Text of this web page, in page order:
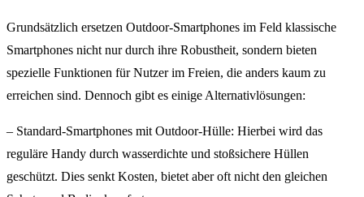
Grundsätzlich ersetzen Outdoor-Smartphones im Feld klassische
Smartphones nicht nur durch ihre Robustheit, sondern bieten
spezielle Funktionen für Nutzer im Freien, die anders kaum zu
erreichen sind. Dennoch gibt es einige Alternativlösungen:
– Standard-Smartphones mit Outdoor-Hülle: Hierbei wird das
reguläre Handy durch wasserdichte und stoßsichere Hüllen
geschützt. Dies senkt Kosten, bietet aber oft nicht den gleichen